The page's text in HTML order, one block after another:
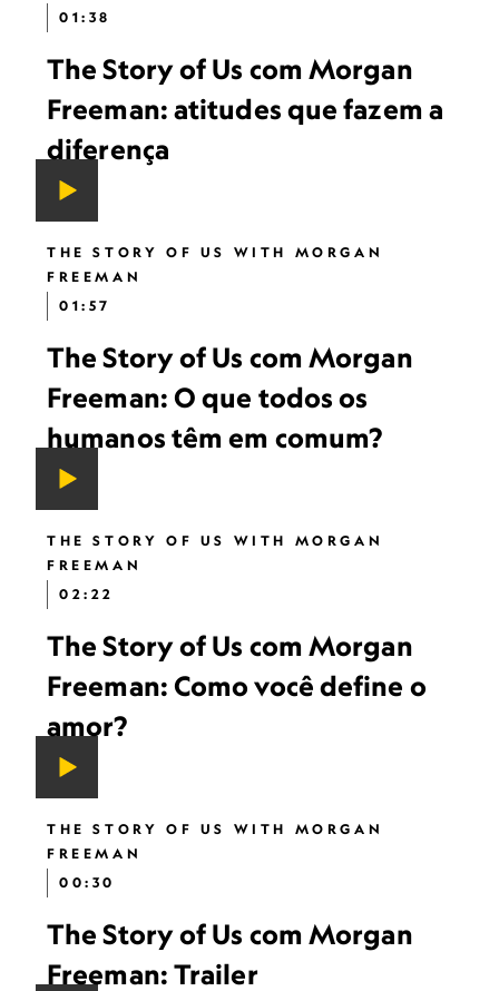
01:38
The Story of Us com Morgan
Freeman: atitudes que fazem a
diferença
THE STORY OF US WITH MORGAN
FREEMAN
01:57
The Story of Us com Morgan
Freeman: O que todos os
humanos têm em comum?
THE STORY OF US WITH MORGAN
FREEMAN
02:22
The Story of Us com Morgan
Freeman: Como você define o
amor?
THE STORY OF US WITH MORGAN
FREEMAN
00:30
The Story of Us com Morgan
Freeman: Trailer